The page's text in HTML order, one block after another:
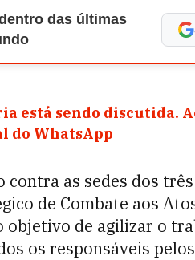
das últimas
está sendo discutida.
do WhatsApp
as sedes dos
de Combate aos
de agilizar o
os responsáveis